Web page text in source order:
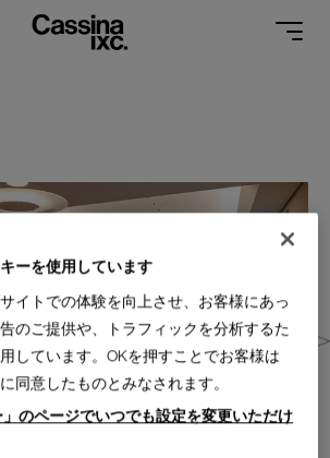
ーを使用しています
イトでの体験を向上させ、お客様にあっ
のご提供や、トラフィックを分析するた
しています。OKを押すことでお客様は
同意したものとみなされます。
」のページでいつでも設定を変更いただけ